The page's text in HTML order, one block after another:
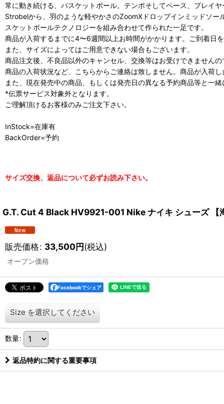
常に動き続ける、バスケットボール。テンポそしてペース、プレイ
Strobelから、羽のような軽やかさのZoomXドロップインミッドソ
スケットボールテクノロジーを組み合わせて作られた一足です。
商品が入荷するまでに4〜6週間以上お時間がかかります。ご到着日
また、サイズによってはご用意できない場合もございます。
商品注文後、不良品以外のキャンセル、交換等はお受けできません
商品の入荷状況など、こちらからご連絡は致しません。商品が入荷
また、現在発売中の商品、もしくは発売日の異なる予約商品等と一
*伝票サービス対象外となります。
ご理解頂けるお客様のみご注文下さい。
InStock=在庫有
BackOrder=予約
サイズ交換、返品について必ずお読み下さい。
G.T. Cut 4 Black HV9921-001 Nike ナイキ シューズ 【
販売価格: 33,500円(税込)
オープン価格
Facebookでシェア
Size を選択してください
数量:
返品特約に関する重要事項